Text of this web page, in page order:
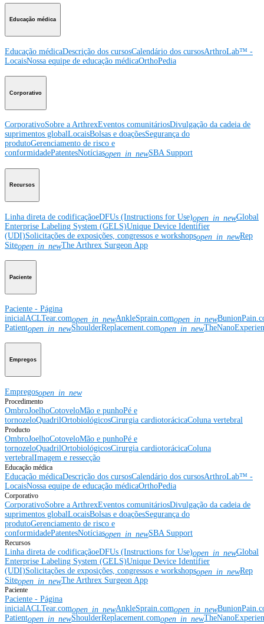
Educação médica
Educação médicaDescrição dos cursosCalendário dos cursosArthroLab™ -
LocaisNossa equipe de educação médicaOrthoPedia
Corporativo
CorporativoSobre a ArthrexEventos comunitáriosDivulgação da cadeia de
suprimentos globalLocaisBolsas e doaçõesSegurança do
produtoGerenciamento de risco e
conformidadePatentesNotíciasopen_in_newSBA Support
Recursos
Linha direta de codificaçãoeDFUs (Instructions for Use)open_in_newGlobal
Enterprise Labeling System (GELS)Unique Device Identifier
(UDI)Solicitações de exposições, congressos e workshopsopen_in_newRep
Siteopen_in_newThe Arthrex Surgeon App
Paciente
Paciente - Página
inicialACLTear.comopen_in_newAnkleSprain.comopen_in_new
Patientopen_in_newShoulderReplacement.comopen_in_new
Empregos
Empregosopen_in_new
Procedimento
OmbroJoelhoCotoveloMão e punhoPé e
tornozeloQuadrilOrtobiológicosCirurgia cardiotorácicaColuna vertebral
Producto
OmbroJoelhoCotoveloMão e punhoPé e
tornozeloQuadrilOrtobiológicosCirurgia cardiotorácicaColuna
vertebralImagem e ressecção
Educação médica
Educação médicaDescrição dos cursosCalendário dos cursosArthroLab™ -
LocaisNossa equipe de educação médicaOrthoPedia
Corporativo
CorporativoSobre a ArthrexEventos comunitáriosDivulgação da cadeia de
suprimentos globalLocaisBolsas e doaçõesSegurança do
produtoGerenciamento de risco e
conformidadePatentesNotíciasopen_in_newSBA Support
Recursos
Linha direta de codificaçãoeDFUs (Instructions for Use)open_in_newGlobal
Enterprise Labeling System (GELS)Unique Device Identifier
(UDI)Solicitações de exposições, congressos e workshopsopen_in_newRep
Siteopen_in_newThe Arthrex Surgeon App
Paciente
Paciente - Página
inicialACLTear.comopen_in_newAnkleSprain.comopen_in_new
Patientopen_in_newShoulderReplacement.comopen_in_new